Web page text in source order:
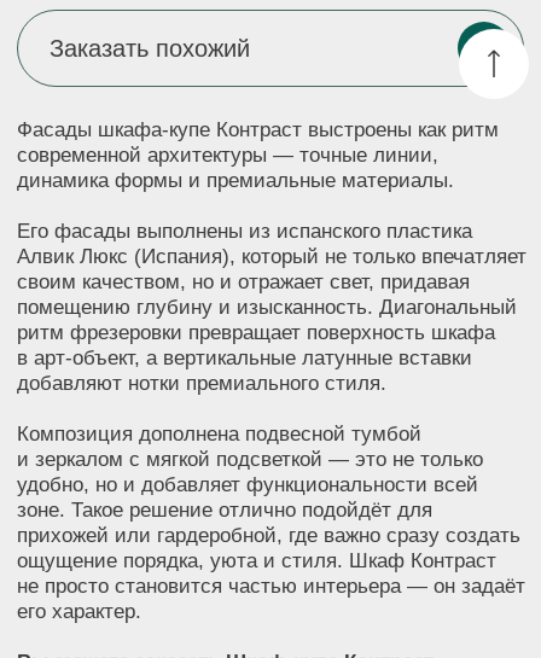
ритм фрезеровки превращает поверхность шкафа
в арт-объект, а вертикальные латунные вставки
добавляют нотки премиального стиля.
Композиция дополнена подвесной тумбой
удобно, но и добавляет функциональности всей
зоне. Такое решение отлично подойдёт для
прихожей или гардеробной, где важно сразу создать
ощущение порядка, уюта и стиля. Шкаф Контраст
Вы можете заказать Шкаф-купе Контраст
в другом цвете, комплектации, материалах
и размерах, в соответствии с дизайном вашего
помещения и пожеланиями. Свяжитесь с нами,
чтобы заказать индивидуальный дизайн-проект
бесплатно!
Технические характеристики:
*600 мм
Материалы:
Корпус: ламинированная плита EGGER
(Австрия)
Фасады: Алвик Люкс (Испания)
Дополнительно:
Подвесная тумба
Зеркало с подсветкой